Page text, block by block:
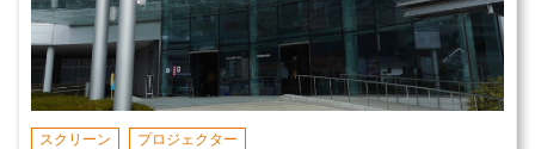
スクリーン プロジェクター